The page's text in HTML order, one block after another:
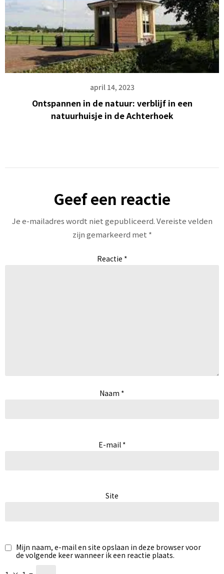
april 14, 2023
Ontspannen in de natuur: verblijf in een
natuurhuisje in de Achterhoek
Geef een reactie
Je e-mailadres wordt niet gepubliceerd.Vereiste velden
zijn gemarkeerd met *
Reactie *
Naam *
E-mail *
Site
Mijn naam, e-mail en site opslaan in deze browser voor
de volgende keer wanneer ik een reactie plaats.